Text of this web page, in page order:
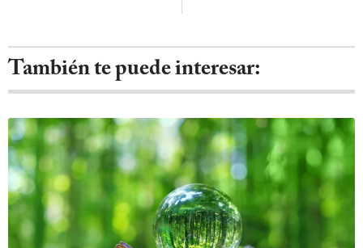
También te puede interesar: